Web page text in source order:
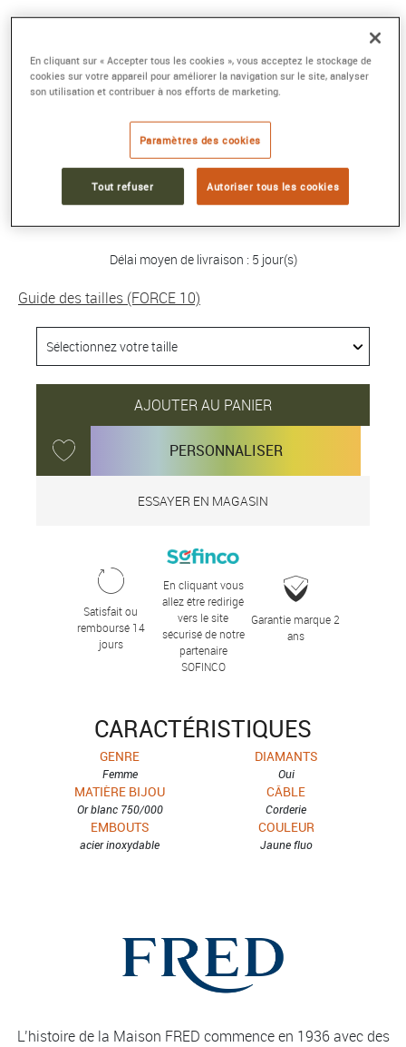
BRACELET FORCE 10
Grand modèle or blanc 750/1000e pavé
Référence :0B0186-6B0164
Collection :FORCE 10
8 510 €
Délai moyen de livraison : 5 jour(s)
Guide des tailles (FORCE 10)
AJOUTER AU PANIER
PERSONNALISER
ESSAYER EN MAGASIN
Satisfait ou
remboursé 14
jours
En cliquant vous
allez être redirigé
vers le site
sécurisé de notre
partenaire
SOFINCO
Garantie marque 2
ans
CARACTÉRISTIQUES
GENRE
Femme
DIAMANTS
Oui
MATIÈRE BIJOU
Or blanc 750/000
CÂBLE
Corderie
EMBOUTS
acier inoxydable
COULEUR
Jaune fluo
L’histoire de la Maison FRED commence en 1936 avec des
En cliquant sur « Accepter tous les cookies », vous acceptez le stockage de
cookies sur votre appareil pour améliorer la navigation sur le site, analyser
son utilisation et contribuer à nos efforts de marketing.
Paramètres des cookies
Tout refuser Autoriser tous les cookies